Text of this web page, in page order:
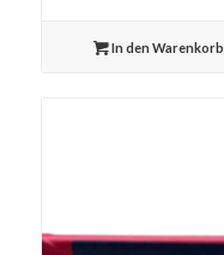
In den Warenkorb